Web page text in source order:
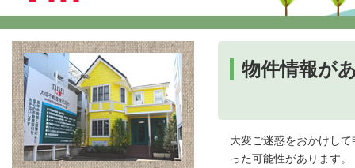
物件情報が
大変ご迷惑をおかけし
った可能性があります。